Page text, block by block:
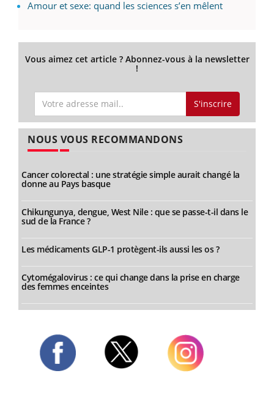
Amour et sexe: quand les sciences s’en mêlent
Vous aimez cet article ? Abonnez-vous à la newsletter
!
S'inscrire
NOUS VOUS RECOMMANDONS
Cancer colorectal : une stratégie simple aurait changé la
donne au Pays basque
Chikungunya, dengue, West Nile : que se passe-t-il dans le
sud de la France ?
Les médicaments GLP-1 protègent-ils aussi les os ?
Cytomégalovirus : ce qui change dans la prise en charge
des femmes enceintes